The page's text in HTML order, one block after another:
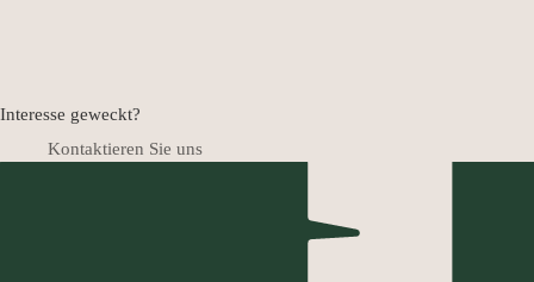
Interesse geweckt?
Kontaktieren Sie uns